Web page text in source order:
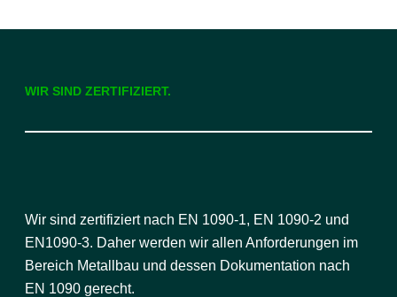
WIR SIND ZERTIFIZIERT.
Wir sind zertifiziert nach EN 1090-1, EN 1090-2 und
EN1090-3. Daher werden wir allen Anforderungen im
Bereich Metallbau und dessen Dokumentation nach
EN 1090 gerecht.